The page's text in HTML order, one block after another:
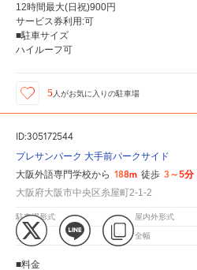
12時間最大(日祝)900円
サービス券利用:可
■駐車サイズ
ハイルーフ可
5人がお気に入りの駐車場
ID:305172544
プレサンパーク 大手前パークサイド
大阪外語専門学校から 188m 徒歩 3～5分
大阪府大阪市中央区糸屋町2-1-2
駐車場形式 - 屋内外形式
全長 - 全幅
■料金